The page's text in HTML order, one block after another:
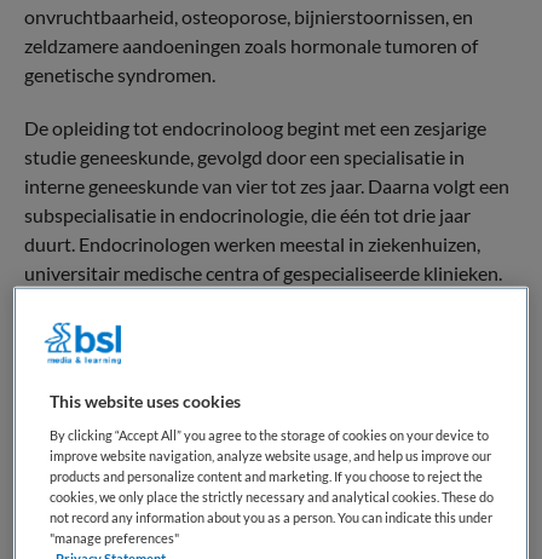
onvruchtbaarheid, osteoporose, bijnierstoornissen, en
zeldzamere aandoeningen zoals hormonale tumoren of
genetische syndromen.
De opleiding tot endocrinoloog begint met een zesjarige
studie geneeskunde, gevolgd door een specialisatie in
interne geneeskunde van vier tot zes jaar. Daarna volgt een
subspecialisatie in endocrinologie, die één tot drie jaar
duurt. Endocrinologen werken meestal in ziekenhuizen,
universitair medische centra of gespecialiseerde klinieken.
Naast medische zorg verrichten endocrinologen vaak
wetenschappelijk onderzoek naar de complexe werking van
Hun werk is van groot belang voor de algehele gezondheid
en levenskwaliteit van patiënten, omdat hormonale
stoornissen vaak een breed scala aan lichamelijke en
psychische klachten kunnen veroorzaken.
This website uses cookies
By clicking “Accept All” you agree to the storage of cookies on your device to
improve website navigation, analyze website usage, and help us improve our
products and personalize content and marketing. If you choose to reject the
cookies, we only place the strictly necessary and analytical cookies. These do
not record any information about you as a person. You can indicate this under
"manage preferences"